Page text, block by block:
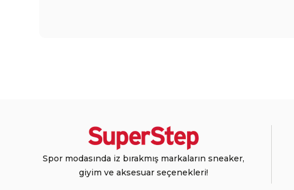
Spor modasında iz bırakmış markaların sneaker,
giyim ve aksesuar seçenekleri!